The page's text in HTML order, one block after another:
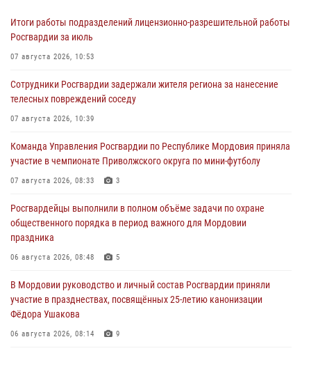
Итоги работы подразделений лицензионно-разрешительной работы
Росгвардии за июль
07 августа 2026, 10:53
Сотрудники Росгвардии задержали жителя региона за нанесение
телесных повреждений соседу
07 августа 2026, 10:39
Команда Управления Росгвардии по Республике Мордовия приняла
участие в чемпионате Приволжского округа по мини-футболу
07 августа 2026, 08:33 3
Росгвардейцы выполнили в полном объёме задачи по охране
общественного порядка в период важного для Мордовии
праздника
06 августа 2026, 08:48 5
В Мордовии руководство и личный состав Росгвардии приняли
участие в празднествах, посвящённых 25-летию канонизации
Фёдора Ушакова
06 августа 2026, 08:14 9